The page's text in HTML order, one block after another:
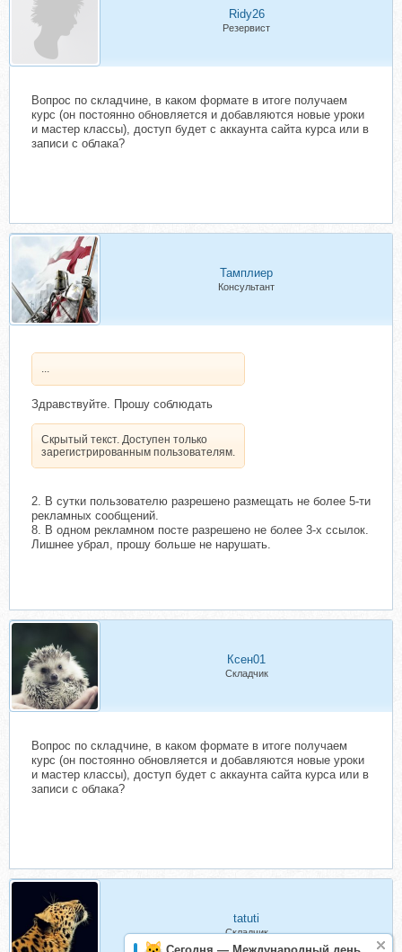
Ridy26
Резервист
Вопрос по складчине, в каком формате в итоге получаем
курс (он постоянно обновляется и добавляются новые уроки
и мастер классы), доступ будет с аккаунта сайта курса или в
записи с облака?
Тамплиер
Консультант
Здравствуйте. Прошу соблюдать
Скрытый текст. Доступен только
зарегистрированным пользователям.
2. В сутки пользователю разрешено размещать не более 5-ти
рекламных сообщений.
8. В одном рекламном посте разрешено не более 3-х ссылок.
Лишнее убрал, прошу больше не нарушать.
Ксен01
Складчик
Вопрос по складчине, в каком формате в итоге получаем
курс (он постоянно обновляется и добавляются новые уроки
и мастер классы), доступ будет с аккаунта сайта курса или в
записи с облака?
tatuti
Складчик